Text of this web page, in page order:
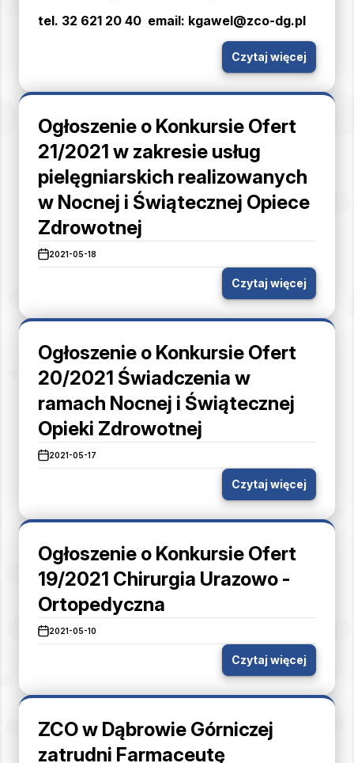
tel. 32 621 20 40 email: kgawel@zco-dg.pl
Czytaj więcej
Ogłoszenie o Konkursie Ofert
21/2021 w zakresie usług
pielęgniarskich realizowanych
w Nocnej i Świątecznej Opiece
Zdrowotnej
2021-05-18
Czytaj więcej
Ogłoszenie o Konkursie Ofert
20/2021 Świadczenia w
ramach Nocnej i Świątecznej
Opieki Zdrowotnej
2021-05-17
Czytaj więcej
Ogłoszenie o Konkursie Ofert
19/2021 Chirurgia Urazowo -
Ortopedyczna
2021-05-10
Czytaj więcej
ZCO w Dąbrowie Górniczej
zatrudni Farmaceutę